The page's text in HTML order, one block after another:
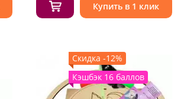
Купить в 1 клик
Скидка -12%
Кэшбэк 16 баллов